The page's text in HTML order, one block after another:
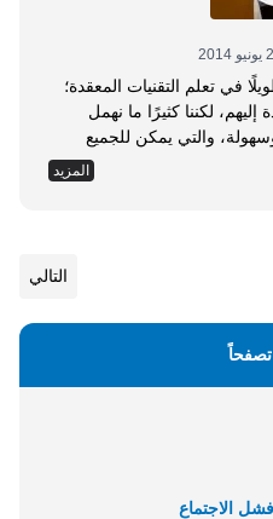
في تعلم التقنيات المعقدة؛
لكننا كثيرًا ما نهمل
والتي يمكن للجميع
ممارستها في أي زمان أو مكان، إنها مهارة الإنصات الجيد. إننا
كل فرد فيه بما يخصه دون أن
للآخرين، وأحيانًا كثيرة قد
المزيد
التالي
تصفحاً
الاجتماع